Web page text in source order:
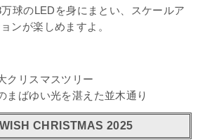
球のLEDを身にまとい、スケールア
ンが楽しめますよ。
クリスマスツリー
まばゆい光を湛えた並木通り
CHRISTMAS 2025